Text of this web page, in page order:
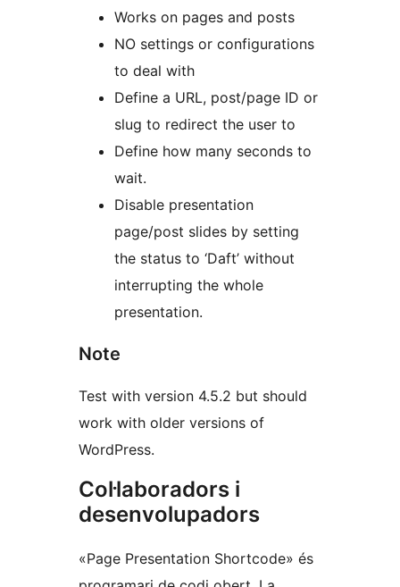
Works on pages and posts
NO settings or configurations
to deal with
Define a URL, post/page ID or
slug to redirect the user to
Define how many seconds to
wait.
Disable presentation
page/post slides by setting
the status to ‘Daft’ without
interrupting the whole
presentation.
Note
Test with version 4.5.2 but should
work with older versions of
WordPress.
Col·laboradors i
desenvolupadors
«Page Presentation Shortcode» és